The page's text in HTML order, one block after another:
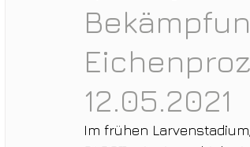
12.05.2021
Im frühen